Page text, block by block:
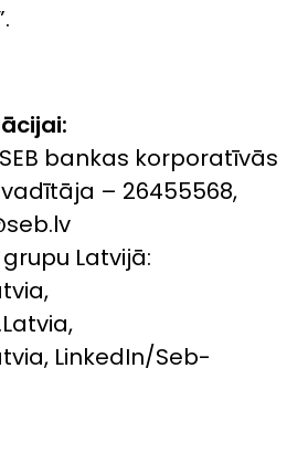
bankas korporatīvās
– 26455568,
Latvijā:
LinkedIn/Seb-